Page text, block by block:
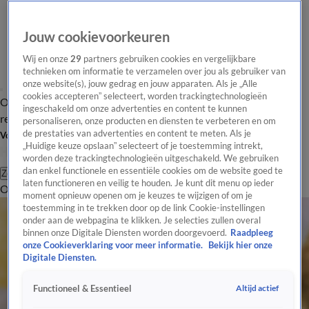
Overzicht Laatste nieuws Regionieuws Het beste van Hart
Tip de
redactie
Volg Hart van Nederland
Zoeken
OverzichtRegioUitzendingenWeerTip de redactiePanelVideo's
Jouw cookievoorkeuren
Wij en onze29 partners gebruiken cookies en vergelijkbare
technieken om informatie te verzamelen over jou als gebruiker van
onze website(s), jouw gedrag en jouw apparaten. Als je „Alle
cookies accepteren” selecteert, worden trackingtechnologieën
ingeschakeld om onze advertenties en content te kunnen
personaliseren, onze producten en diensten te verbeteren en om
de prestaties van advertenties en content te meten. Als je
„Huidige keuze opslaan” selecteert of je toestemming intrekt,
worden deze trackingtechnologieën uitgeschakeld. We gebruiken
dan enkel functionele en essentiële cookies om de website goed te
laten functioneren en veilig te houden. Je kunt dit menu op ieder
moment opnieuw openen om je keuzes te wijzigen of om je
toestemming in te trekken door op de link Cookie-instellingen
onder aan de webpagina te klikken. Je selecties zullen overal
binnen onze Digitale Diensten worden doorgevoerd. Raadpleeg
onze Cookieverklaring voor meer informatie.
Bekijk hier onze
Digitale Diensten.
Functioneel & Essentieel Altijd actief